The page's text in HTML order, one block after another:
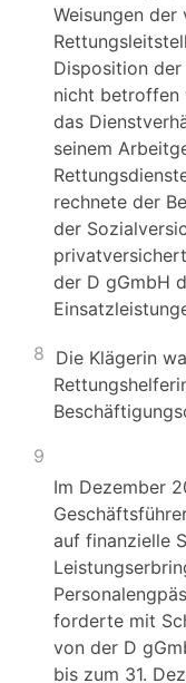
Weisungen
Disposition
nicht betroffen
das
seinem
rechnete der
der
der D gGmbH
8 Die Klägerin
9
Im Dezember
auf finanzielle
forderte mit
von der D
bis zum 31.